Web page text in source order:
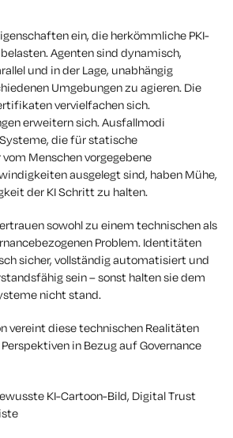
ein, die herkömmliche PKI-
Agenten sind dynamisch,
und in der Lage, unabhängig
Umgebungen zu agieren. Die
vervielfachen sich.
erweitern sich. Ausfallmodi
die für statische
Menschen vorgegebene
ausgelegt sind, haben Mühe,
der KI Schritt zu halten.
sowohl zu einem technischen als
Problem. Identitäten
sicher, vollständig automatisiert und
sein – sonst halten sie dem
nicht stand.
vereint diese technischen Realitäten
in Bezug auf Governance